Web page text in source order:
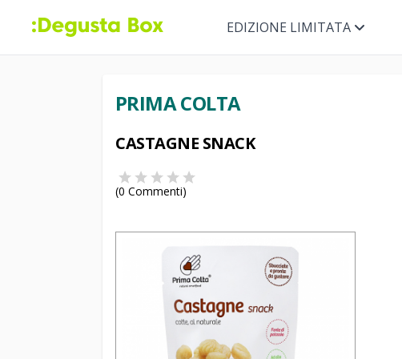
EDIZIONE LIMITATA
PRIMA COLTA
CASTAGNE SNACK
(0 Commenti)